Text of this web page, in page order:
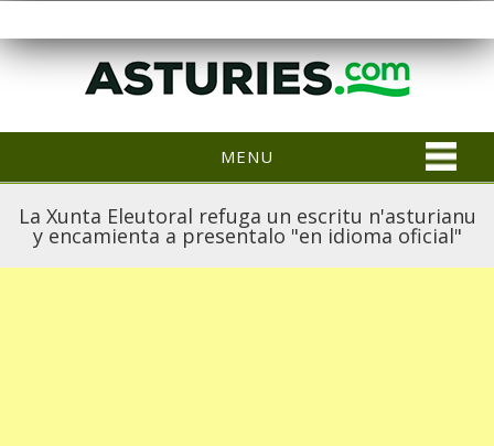
MENU
La Xunta Eleutoral refuga un escritu n'asturianu
y encamienta a presentalo "en idioma oficial"